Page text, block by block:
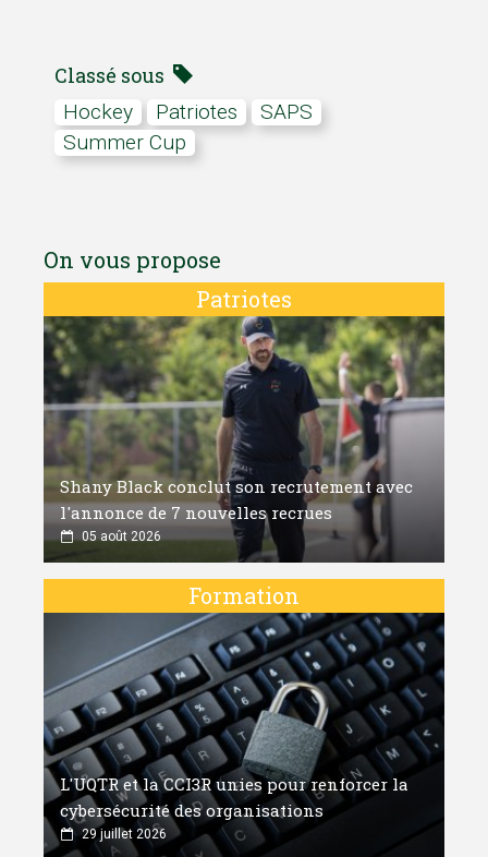
Classé sous
hockey Patriotes
SAPS
Summer Cup
On vous propose
Patriotes
Shany Black conclut son recrutement avec
l'annonce de 7 nouvelles recrues
05 août 2026
Formation
L'UQTR et la CCI3R unies pour renforcer la
cybersécurité des organisations
29 juillet 2026